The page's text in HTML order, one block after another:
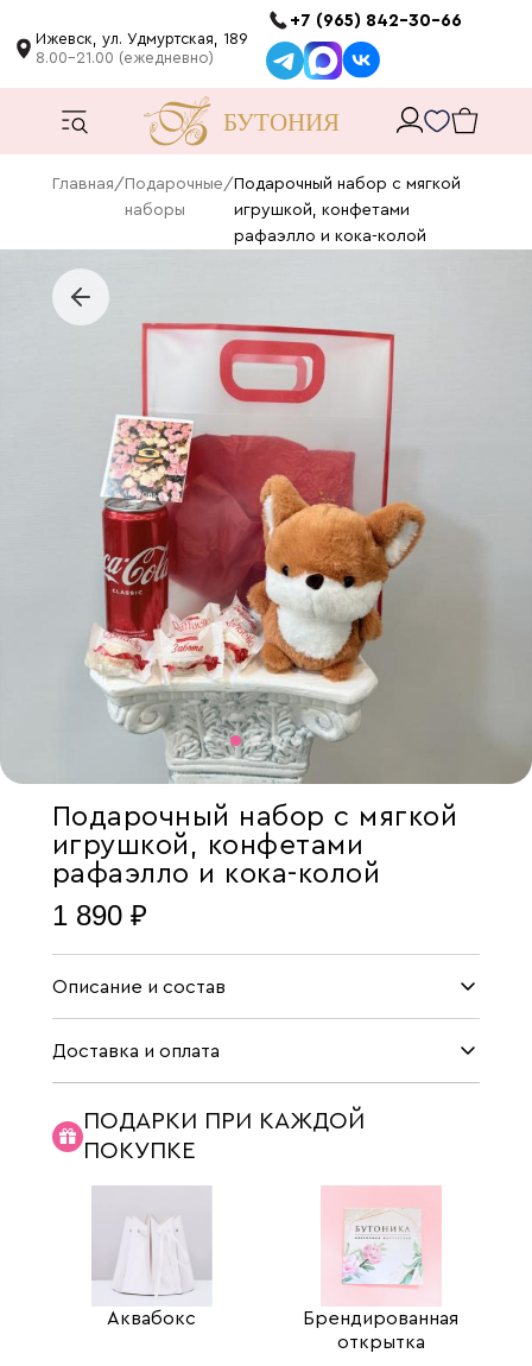
Ижевск, ул. Удмуртская, 189
8.00-21.00 (ежедневно)
+7 (965) 842-30-66
Главная/ Подарочные
наборы
/ Подарочный набор с мягкой
игрушкой, конфетами
рафаэлло и кока-колой
Подарочный набор с мягкой
игрушкой, конфетами
рафаэлло и кока-колой
1 890 ₽
Описание и состав
Доставка и оплата
ПОДАРКИ ПРИ КАЖДОЙ
ПОКУПКЕ
Аквабокс
Брендированная
открытка